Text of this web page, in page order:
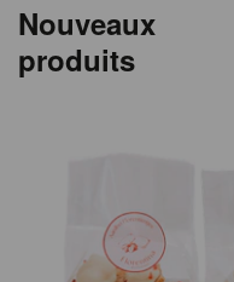
Nouveaux
produits